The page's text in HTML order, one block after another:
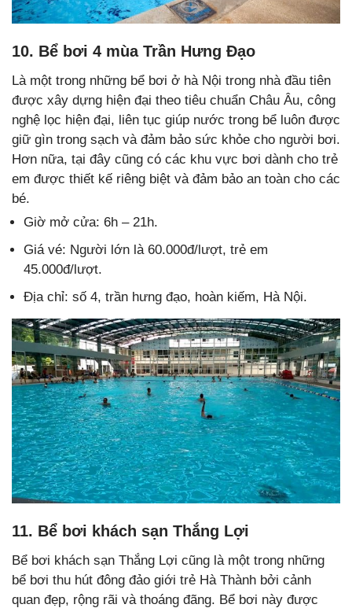
10. Bể bơi 4 mùa Trần Hưng Đạo
Là một trong những bể bơi ở hà Nội trong nhà đầu tiên
được xây dựng hiện đại theo tiêu chuẩn Châu Âu, công
nghệ lọc hiện đại, liên tục giúp nước trong bể luôn được
giữ gìn trong sạch và đảm bảo sức khỏe cho người bơi.
Hơn nữa, tại đây cũng có các khu vực bơi dành cho trẻ
em được thiết kế riêng biệt và đảm bảo an toàn cho các
bé.
Giờ mở cửa: 6h – 21h.
Giá vé: Người lớn là 60.000đ/lượt, trẻ em
45.000đ/lượt.
Địa chỉ: số 4, trần hưng đạo, hoàn kiếm, Hà Nội.
11. Bể bơi khách sạn Thắng Lợi
Bể bơi khách sạn Thắng Lợi cũng là một trong những
bể bơi thu hút đông đảo giới trẻ Hà Thành bởi cảnh
quan đẹp, rộng rãi và thoáng đãng. Bể bơi này được